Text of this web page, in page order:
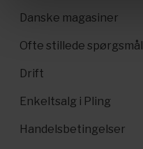
Danske magasiner
Ofte stillede spørgsmål
Drift
Enkeltsalg i Pling
Handelsbetingelser